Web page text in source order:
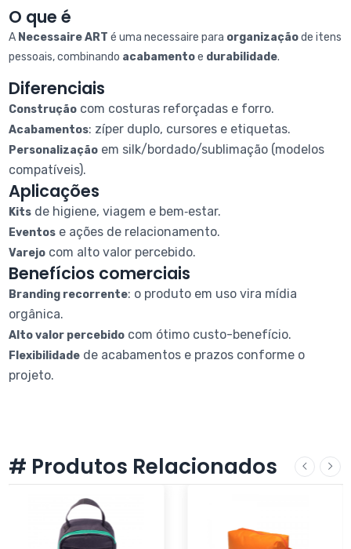
O que é
A Necessaire ART é uma necessaire para organizaçãode itens
pessoais, combinando acabamentoe durabilidade.
Diferenciais
Construçãocom costuras reforçadas e forro.
Acabamentos: zíper duplo, cursores e etiquetas.
Personalizaçãoem silk/bordado/sublimação (modelos
compatíveis).
Aplicações
Kitsde higiene, viagem e bem‑estar.
Eventose ações de relacionamento.
Varejocom alto valor percebido.
Benefícios comerciais
Branding recorrente: o produto em uso vira mídia
orgânica.
Alto valor percebidocom ótimo custo-benefício.
Flexibilidadede acabamentos e prazos conforme o
projeto.
# Produtos Relacionados